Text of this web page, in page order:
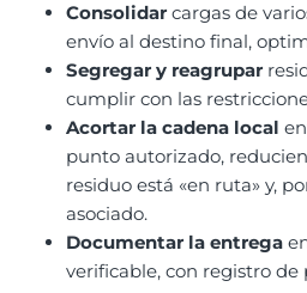
Consolidar cargas de
envío al destino final,
Segregar y reagrupar
cumplir con las
Acortar la cadena local
punto autorizado,
residuo está «en ruta» y,
asociado.
Documentar la entrega
verificable, con registro de